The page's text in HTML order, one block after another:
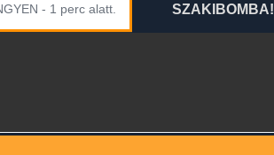
SZAKIBOMBA!